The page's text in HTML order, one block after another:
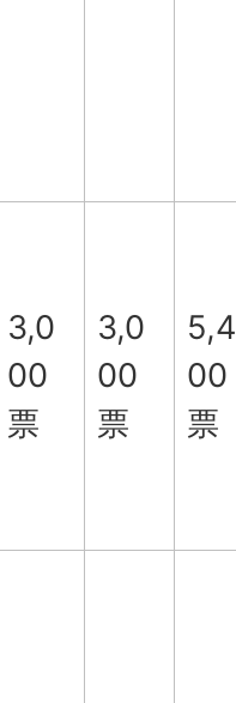
3,0
00
票
3,0
00
票
5,4
00
票